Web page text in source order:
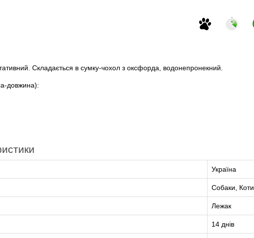
Складається в сумку-чохол з оксфорда, водонепронекний.
довжина):
Україна
Собаки, Коти
Лежак
14 днів